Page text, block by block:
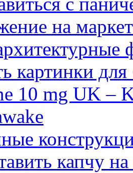
на
картинки
10 mg UK –
капчу